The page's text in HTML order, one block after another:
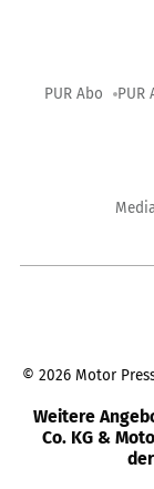
PUR Abo PUR
© 2026 Motor
Weitere
Co. KG &